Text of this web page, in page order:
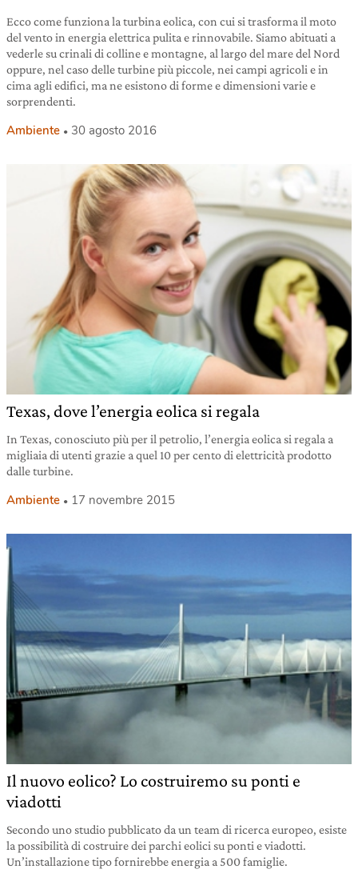
Ecco come funziona la turbina eolica, con cui si trasforma il moto
del vento in energia elettrica pulita e rinnovabile. Siamo abituati a
vederle su crinali di colline e montagne, al largo del mare del Nord
oppure, nel caso delle turbine più piccole, nei campi agricoli e in
cima agli edifici, ma ne esistono di forme e dimensioni varie e
sorprendenti.
Ambiente 30 agosto 2016
Texas, dove l’energia eolica si regala
In Texas, conosciuto più per il petrolio, l’energia eolica si regala a
migliaia di utenti grazie a quel 10 per cento di elettricità prodotto
dalle turbine.
Ambiente 17 novembre 2015
Il nuovo eolico? Lo costruiremo su ponti e
viadotti
Secondo uno studio pubblicato da un team di ricerca europeo, esiste
la possibilità di costruire dei parchi eolici su ponti e viadotti.
Un’installazione tipo fornirebbe energia a 500 famiglie.